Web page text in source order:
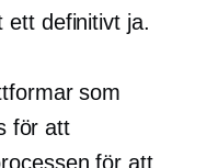
ett definitivt ja.
som
för att
för att